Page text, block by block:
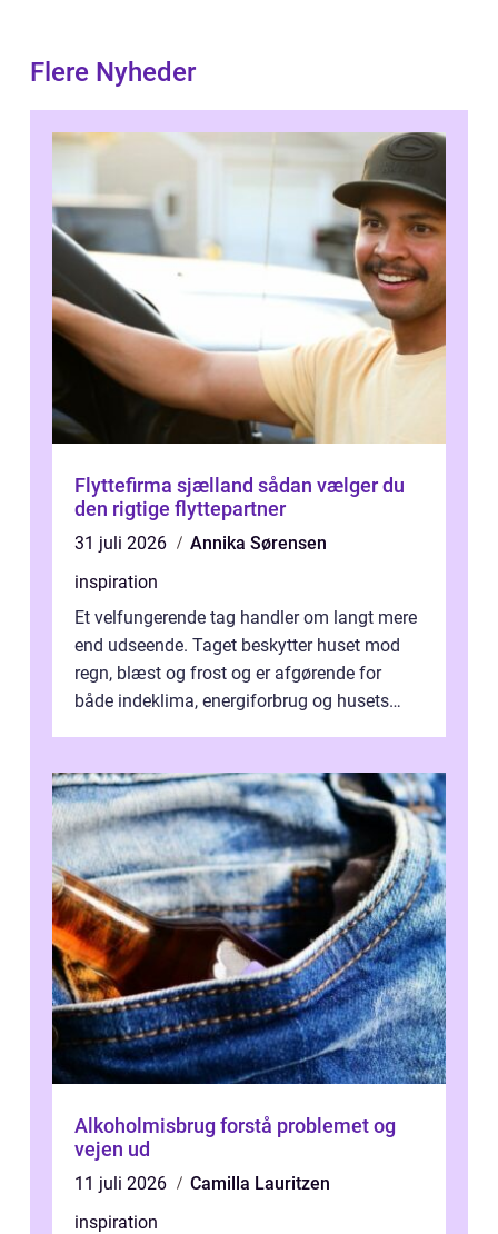
Flere Nyheder
Flyttefirma sjælland sådan vælger du
den rigtige flyttepartner
31 juli 2026
Annika Sørensen
inspiration
Et velfungerende tag handler om langt mere
end udseende. Taget beskytter huset mod
regn, blæst og frost og er afgørende for
både indeklima, energiforbrug og husets
Alkoholmisbrug forstå problemet og
vejen ud
11 juli 2026
Camilla Lauritzen
inspiration